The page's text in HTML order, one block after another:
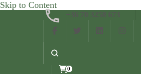
Skip to Content
0